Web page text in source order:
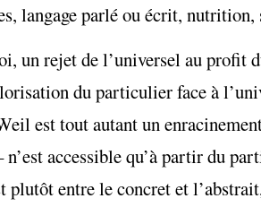
langage parlé ou écrit, nutrition,
un rejet de l’universel au profit
du particulier face à
est tout autant un
accessible qu’à partir du
plutôt entre le concret et